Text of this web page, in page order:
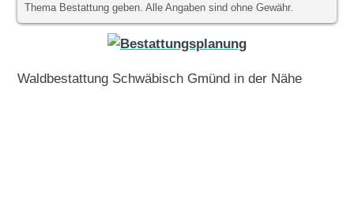
Thema Bestattung geben. Alle Angaben sind ohne Gewähr.
Waldbestattung Schwäbisch Gmünd in der Nähe